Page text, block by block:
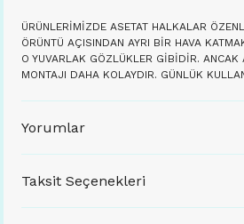
ÜRÜNLERİMİZDE ASETAT HALKALAR
ÖRÜNTÜ AÇISINDAN AYRI BİR HAVA
O YUVARLAK GÖZLÜKLER GİBİDİR. ANCAK
MONTAJI DAHA KOLAYDIR. GÜNLÜK
Yorumlar
Taksit Seçenekleri